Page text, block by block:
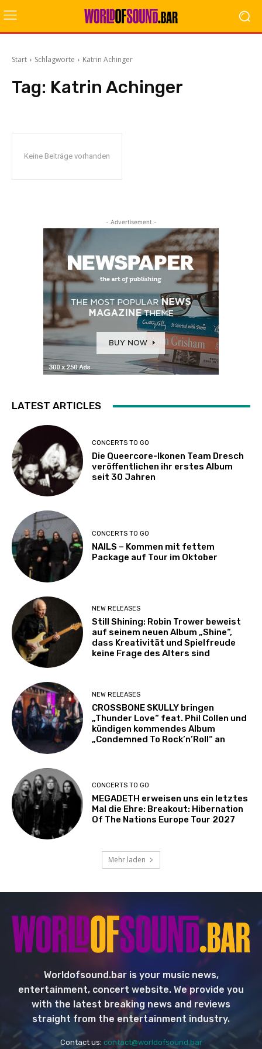
Start Schlagworte Katrin Achinger
Tag: Katrin Achinger
Keine Beiträge vorhanden
- Advertisement -
LATEST ARTICLES
CONCERTS TO GO
Die Queercore-Ikonen Team Dresch
veröffentlichen ihr erstes Album
seit 30 Jahren
CONCERTS TO GO
NAILS – Kommen mit fettem
Package auf Tour im Oktober
NEW RELEASES
Still Shining: Robin Trower beweist
auf seinem neuen Album „Shine“,
dass Kreativität und Spielfreude
keine Frage des Alters sind
NEW RELEASES
CROSSBONE SKULLY bringen
„Thunder Love“ feat. Phil Collen und
kündigen kommendes Album
„Condemned To Rock’n’Roll“ an
CONCERTS TO GO
MEGADETH erweisen uns ein letztes
Mal die Ehre: Breakout: Hibernation
Of The Nations Europe Tour 2027
Mehr laden
Worldofsound.bar is your music news,
entertainment, concert website. We provide you
with the latest breaking news and reviews
straight from the entertainment industry.
Contact us: contact@worldofsound.bar